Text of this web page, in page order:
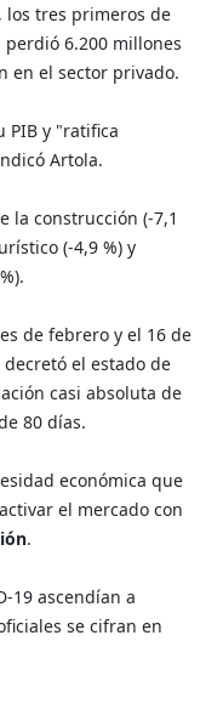
los tres primeros de
6.200 millones
en el sector privado.
PIB y "ratifica
Artola.
la construcción (-7,1
(-4,9 %) y
de febrero y el 16 de
el estado de
casi absoluta de
80 días.
económica que
el mercado con
.
19 ascendían a
se cifran en